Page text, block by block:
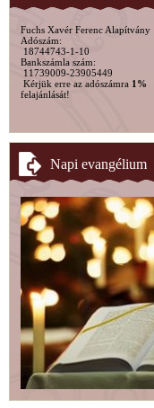
Fuchs Xavér Ferenc Alapítvány
Adószám:
18744743-1-10
Bankszámla szám:
11739009-23905449
Kérjük erre az adószámra 1%
felajánlását!
Napi evangélium